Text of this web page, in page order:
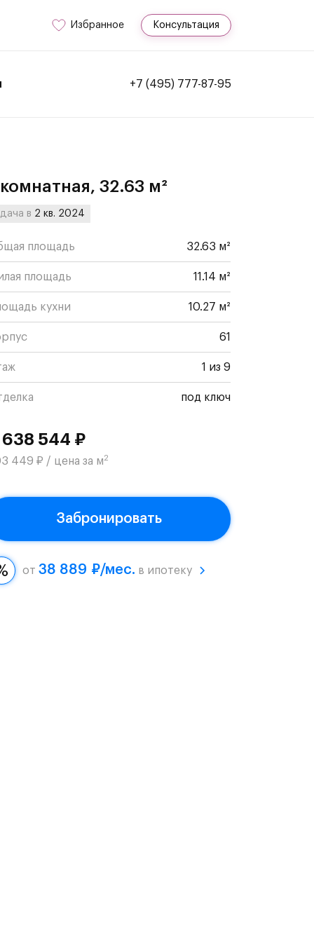
Избранное Консультация
+7 (495) 777-87-95
32.63 м²
в 2 кв. 2024
площадь 32.63 м²
площадь 11.14 м²
кухни 10.27 м²
61
1 из 9
под ключ
544 ₽
449 ₽ / цена за м2
Забронировать
от 38 889 ₽/мес. в ипотеку